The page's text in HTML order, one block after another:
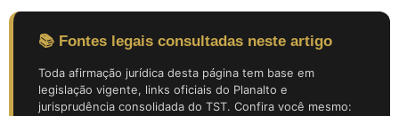
📚 Fontes legais consultadas neste artigo
Toda afirmação jurídica desta página tem base em
legislação vigente, links oficiais do Planalto e
jurisprudência consolidada do TST. Confira você mesmo: